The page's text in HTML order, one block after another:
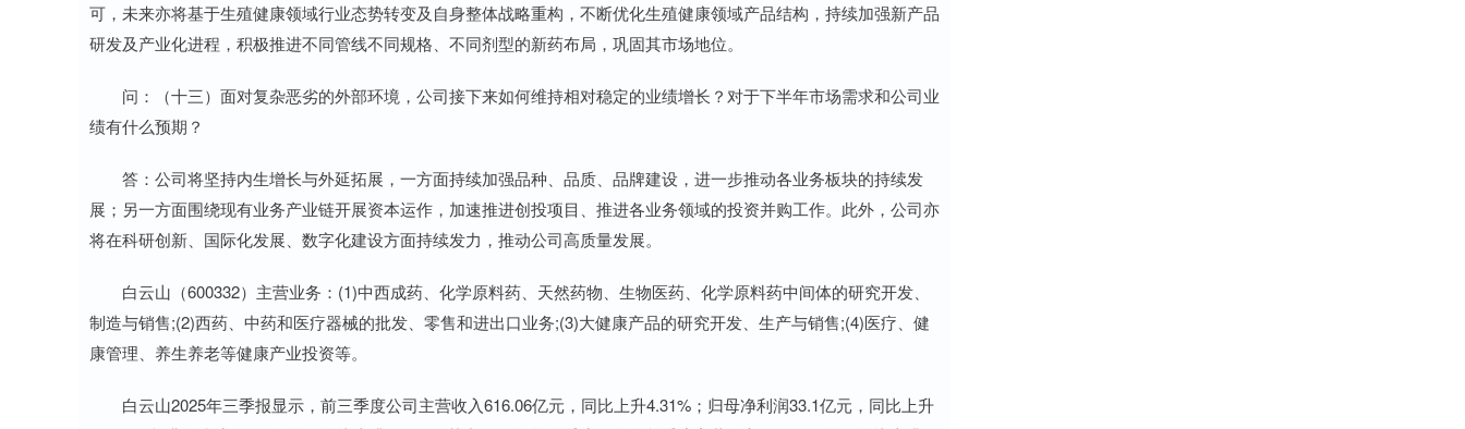
可，未来亦将基于生殖健康领域行业态势转变及自身整体战略重构，不断优化生殖健康领域产品结构，持续加强新产品
研发及产业化进程，积极推进不同管线不同规格、不同剂型的新药布局，巩固其市场地位。
问：（十三）面对复杂恶劣的外部环境，公司接下来如何维持相对稳定的业绩增长？对于下半年市场需求和公司业
绩有什么预期？
答：公司将坚持内生增长与外延拓展，一方面持续加强品种、品质、品牌建设，进一步推动各业务板块的持续发
展；另一方面围绕现有业务产业链开展资本运作，加速推进创投项目、推进各业务领域的投资并购工作。此外，公司亦
将在科研创新、国际化发展、数字化建设方面持续发力，推动公司高质量发展。
白云山（600332）主营业务：(1)中西成药、化学原料药、天然药物、生物医药、化学原料药中间体的研究开发、
制造与销售;(2)西药、中药和医疗器械的批发、零售和进出口业务;(3)大健康产品的研究开发、生产与销售;(4)医疗、健
康管理、养生养老等健康产业投资等。
白云山2025年三季报显示，前三季度公司主营收入616.06亿元，同比上升4.31%；归母净利润33.1亿元，同比上升